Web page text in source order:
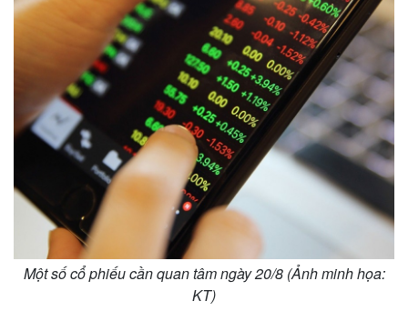
Tỷ giá
Chứng khoán
Giá cà phê
Một số cổ phiếu cần quan tâm ngày 20/8 (Ảnh minh họa:
KT)